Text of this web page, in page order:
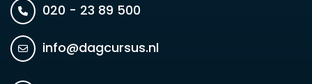
020 - 23 89 500
info@dagcursus.nl